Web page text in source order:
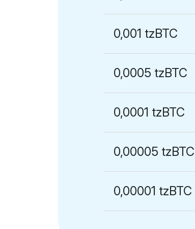
0,001 tzBTC
0,0005 tzBTC
0,0001 tzBTC
0,00005 tzBTC
0,00001 tzBTC